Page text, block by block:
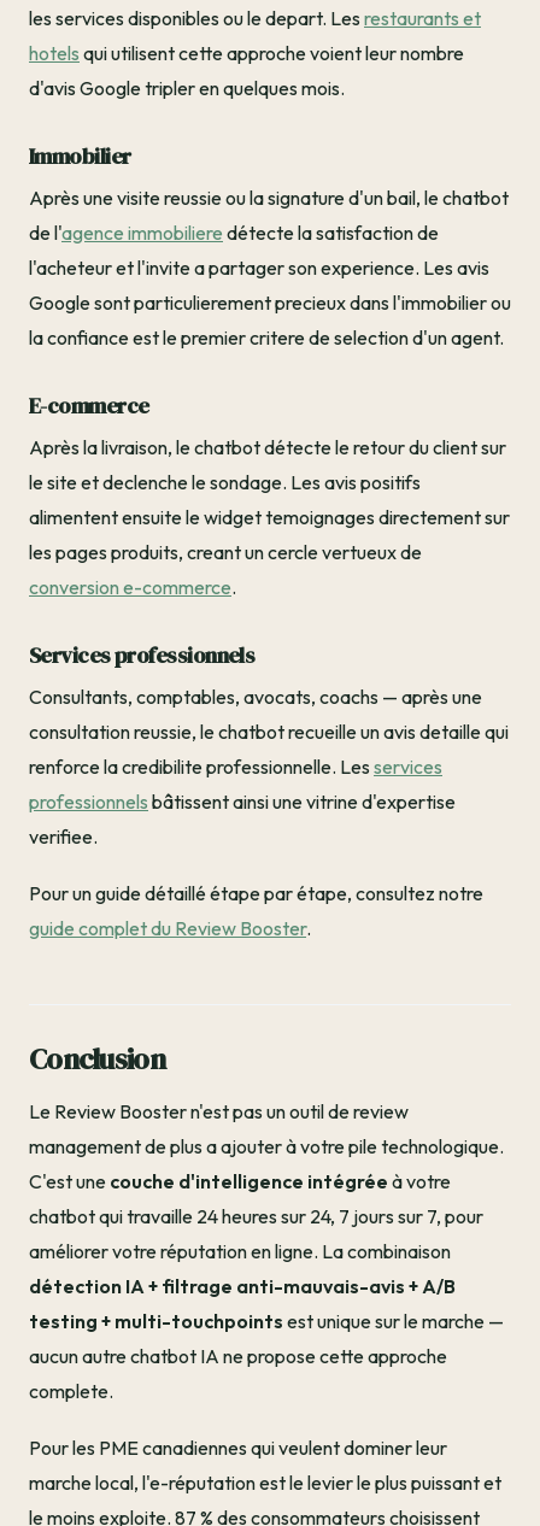
les services disponibles ou le depart. Les restaurants et
hotels qui utilisent cette approche voient leur nombre
d'avis Google tripler en quelques mois.
Immobilier
Après une visite reussie ou la signature d'un bail, le chatbot
de l'agence immobiliere détecte la satisfaction de
l'acheteur et l'invite a partager son experience. Les avis
Google sont particulierement precieux dans l'immobilier ou
la confiance est le premier critere de selection d'un agent.
E-commerce
Après la livraison, le chatbot détecte le retour du client sur
le site et declenche le sondage. Les avis positifs
alimentent ensuite le widget temoignages directement sur
les pages produits, creant un cercle vertueux de
conversion e-commerce.
Services professionnels
Consultants, comptables, avocats, coachs — après une
consultation reussie, le chatbot recueille un avis detaille qui
renforce la credibilite professionnelle. Les services
professionnels bâtissent ainsi une vitrine d'expertise
verifiee.
Pour un guide détaillé étape par étape, consultez notre
guide complet du Review Booster.
Conclusion
Le Review Booster n'est pas un outil de review
management de plus a ajouter à votre pile technologique.
C'est une couche d'intelligence intégrée à votre
chatbot qui travaille 24 heures sur 24, 7 jours sur 7, pour
améliorer votre réputation en ligne. La combinaison
détection IA + filtrage anti-mauvais-avis + A/B
testing + multi-touchpoints est unique sur le marche —
aucun autre chatbot IA ne propose cette approche
complete.
Pour les PME canadiennes qui veulent dominer leur
marche local, l'e-réputation est le levier le plus puissant et
le moins exploite. 87 % des consommateurs choisissent